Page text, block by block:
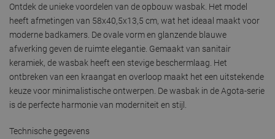
Ontdek de unieke voordelen van de opbouw wasbak. Het model
heeft afmetingen van 58x40,5x13,5 cm, wat het ideaal maakt voor
moderne badkamers. De ovale vorm en glanzende blauwe
afwerking geven de ruimte elegantie. Gemaakt van sanitair
keramiek, de wasbak heeft een stevige beschermlaag. Het
ontbreken van een kraangat en overloop maakt het een uitstekende
keuze voor minimalistische ontwerpen. De wasbak in de Agota-serie
is de perfecte harmonie van moderniteit en stijl.
Technische gegevens